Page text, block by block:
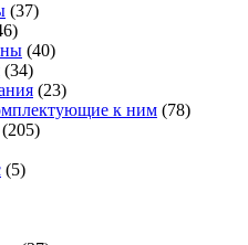
(37)
(40)
(34)
(23)
к ним (78)
(205)
(5)